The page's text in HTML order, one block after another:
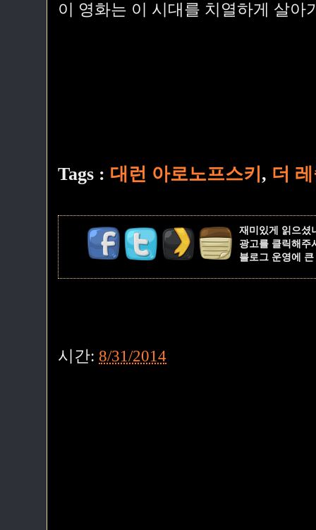
이 영화는 이 시대를 치열하게 살아
Tags : 대런 아로노프스키 , 더
재미있게 읽으셨
광고를 클릭해주
블로그 운영에
시간: 8/31/2014